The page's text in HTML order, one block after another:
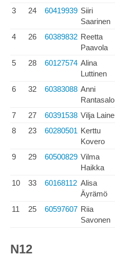
3 24 60419939 Siiri
Saarinen
4 26 60389832 Reetta
Paavola
5 28 60127574 Alina
Luttinen
6 32 60383088 Anni
Rantasalo
7 27 60391538 Vilja Laine
8
23 60280501 Kerttu
Kovero
9 29 60500829 Vilma
Haikka
10 33 60168112 Alisa
Äyrämö
11 25 60597607 Riia
Savonen
N12